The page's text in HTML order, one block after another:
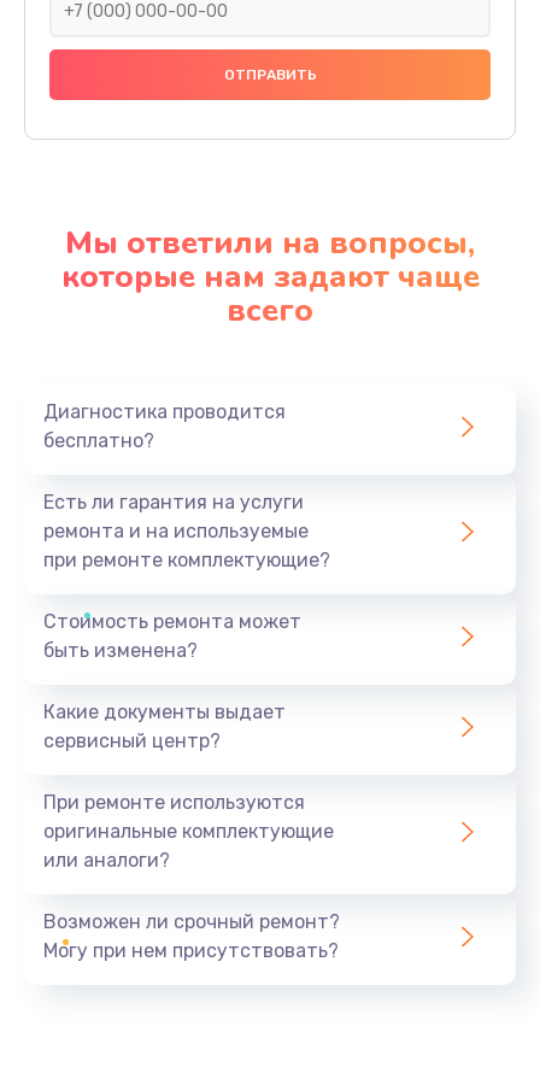
Мы ответили на вопросы,
которые нам задают чаще
всего
Диагностика проводится
бесплатно?
Есть ли гарантия на услуги
ремонта и на используемые
при ремонте комплектующие?
Стоимость ремонта может
быть изменена?
Какие документы выдает
сервисный центр?
При ремонте используются
оригинальные комплектующие
или аналоги?
Возможен ли срочный ремонт?
Могу при нем присутствовать?